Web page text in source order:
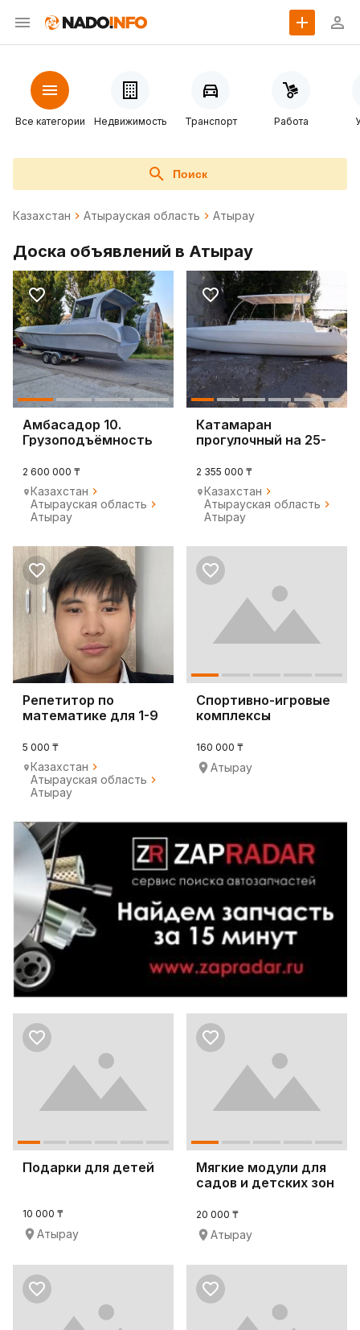
Все категории Недвижимость Транспорт Работа
Поиск
Казахстан Атырауская область Атырау
Доска объявлений в Атырау
Амбасадор 10.
Грузоподъёмность
2 600 000 ₸
Казахстан
Атырауская область
Атырау
Катамаран
прогулочный на 25-
Кайман-800
2 355 000 ₸
Казахстан
Атырауская область
Атырау
Репетитор по
математике для 1-9
5 000 ₸
Казахстан
Атырауская область
Атырау
Спортивно-игровые
комплексы
160 000 ₸
Атырау
Подарки для детей
10 000 ₸
Атырау
Мягкие модули для
садов и детских зон
20 000 ₸
Атырау